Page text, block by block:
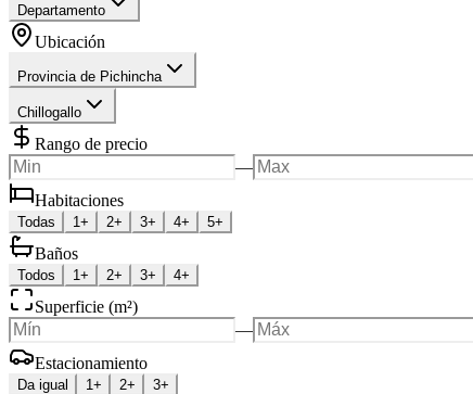
Departamento
Ubicación
Provincia de Pichincha
Chillogallo
Rango de precio
—
Habitaciones
Todas 1+ 2+ 3+ 4+ 5+
Baños
Todos 1+ 2+ 3+ 4+
Superficie (m²)
—
Estacionamiento
Da igual 1+ 2+ 3+